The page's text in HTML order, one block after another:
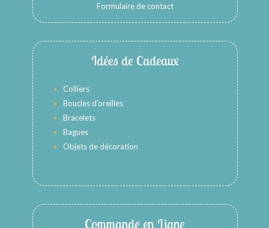
Formulaire de contact
Idées de Cadeaux
Colliers
Boucles d’oreilles
Bracelets
Bagues
Objets de décoration
Commande en Ligne